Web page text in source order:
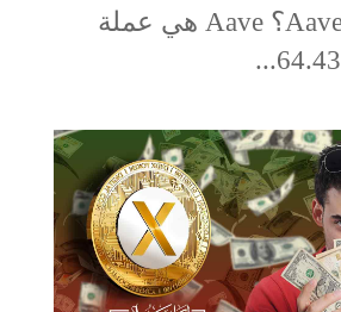
ما هي عملة Aave؟ Aave هي عملة